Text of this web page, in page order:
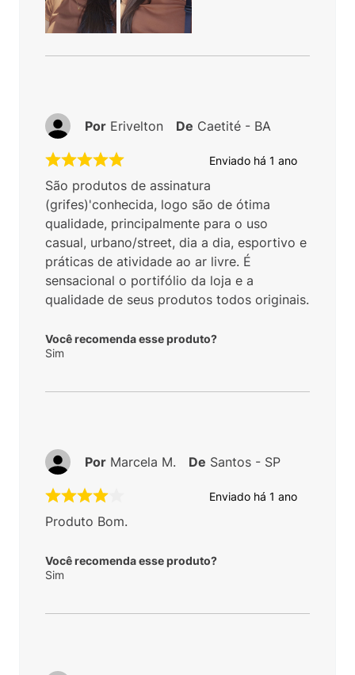
Enviado há 1 ano
São produtos de assinatura
(grifes)'conhecida, logo são de ótima
qualidade, principalmente para o uso
casual, urbano/street, dia a dia, esportivo e
práticas de atividade ao ar livre. É
sensacional o portifólio da loja e a
qualidade de seus produtos todos originais.
Você recomenda esse produto?
Sim
Por Erivelton De Caetité - BA
Enviado há 1 ano
Produto Bom.
Você recomenda esse produto?
Sim
Por Marcela M. De Santos - SP